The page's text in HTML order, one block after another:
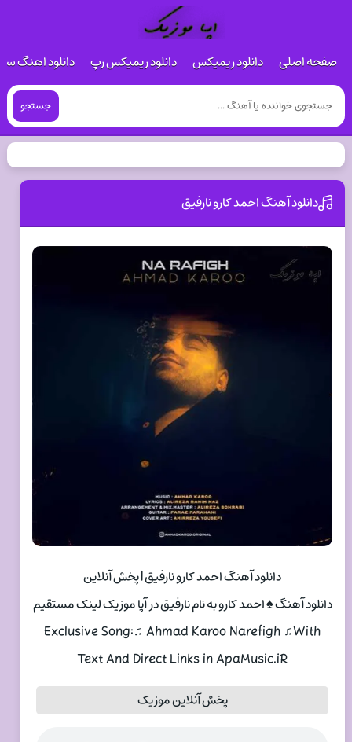
صفحه اصلی دانلود ریمیکس دانلود ریمیکس رپ دانلود اهنگ
جستجو
دانلود آهنگ احمد کارو نارفیق
دانلود آهنگ احمد کارو نارفیق | پخش آنلاین
دانلود آهنگ ♠ احمد کارو به نام نارفیق در آپا موزیک لینک مستقیم
Exclusive Song:♫ Ahmad Karoo Narefigh ♫With
Text And Direct Links in ApaMusic.iR
پخش آنلاین موزیک